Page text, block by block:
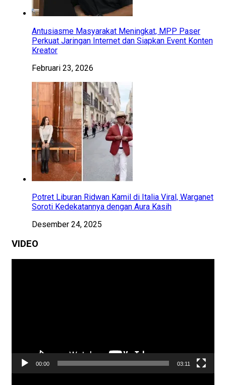
Antusiasme Masyarakat Meningkat, MPP Paser
Perkuat Jaringan Internet dan Siapkan Event Konten
Kreator
Februari 23, 2026
Potret Liburan Ridwan Kamil di Italia Viral, Warganet
Soroti Kedekatannya dengan Aura Kasih
Desember 24, 2025
VIDEO
00:00 03:11